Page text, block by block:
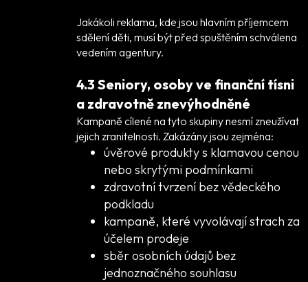
Jakákoli reklama, kde jsou hlavním příjemcem
sdělení děti, musí být před spuštěním schválena
vedením agentury.
4.3 Seniory, osoby ve finanční tísni
a zdravotně znevýhodněné
Kampaně cílené na tyto skupiny nesmí zneužívat
jejich zranitelnosti. Zakázány jsou zejména:
úvěrové produkty s klamavou cenou
nebo skrytými podmínkami
zdravotní tvrzení bez vědeckého
podkladu
kampaně, které vyvolávají strach za
účelem prodeje
sběr osobních údajů bez
jednoznačného souhlasu